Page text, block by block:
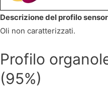
Descrizione del profilo
Oli non caratterizzati.
Profilo
(95%)